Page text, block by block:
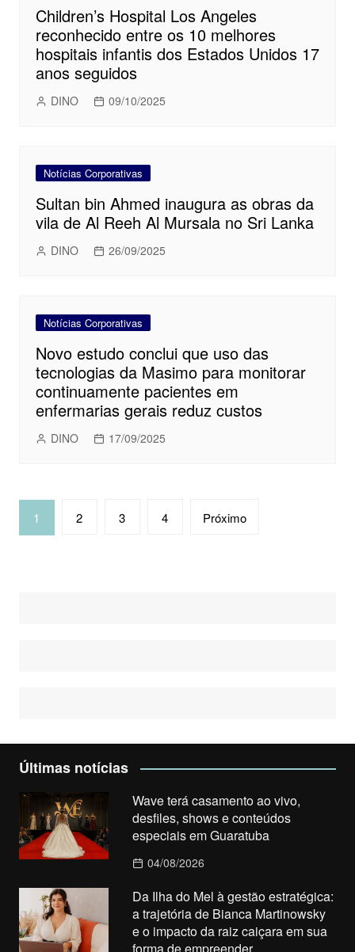
Children’s Hospital Los Angeles
reconhecido entre os 10 melhores
hospitais infantis dos Estados Unidos 17
anos seguidos
DINO 09/10/2025
Notícias Corporativas
Sultan bin Ahmed inaugura as obras da
vila de Al Reeh Al Mursala no Sri Lanka
DINO 26/09/2025
Notícias Corporativas
Novo estudo conclui que uso das
tecnologias da Masimo para monitorar
continuamente pacientes em
enfermarias gerais reduz custos
DINO 17/09/2025
Navegação
por
1 2 3 4 Próximo
Últimas notícias
Wave terá casamento ao vivo,
desfiles, shows e conteúdos
especiais em Guaratuba
04/08/2026
Da Ilha do Mel à gestão estratégica:
a trajetória de Bianca Martinowsky
e o impacto da raiz caiçara em sua